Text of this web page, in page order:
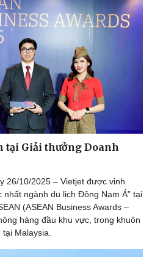
Đời sống
Nhà đẹp
tại Giải thưởng Doanh
26/10/2025 – Vietjet được vinh
nhất ngành du lịch Đông Nam Á” tại
(ASEAN Business Awards –
hàng đầu khu vực, trong khuôn
Malaysia.